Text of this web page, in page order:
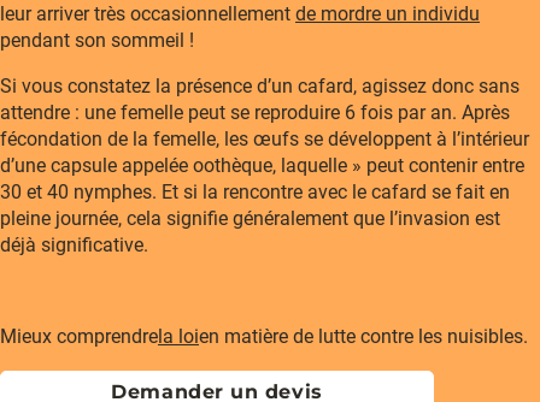
leur arriver très occasionnellement de mordre un individu
pendant son sommeil !
Si vous constatez la présence d’un cafard, agissez donc sans
attendre : une femelle peut se reproduire 6 fois par an. Après
fécondation de la femelle, les œufs se développent à l’intérieur
d’une capsule appelée oothèque, laquelle » peut contenir entre
30 et 40 nymphes. Et si la rencontre avec le cafard se fait en
pleine journée, cela signifie généralement que l’invasion est
déjà significative.
Mieux comprendre la loien matière de lutte contre les nuisibles.
Demander un devis